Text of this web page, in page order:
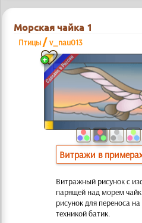
Морская чайка 1
Птицы /v_nau013
Витражи в
Витражный рисунок с
парящей над морем
рисунок для переноса
техникой батик.